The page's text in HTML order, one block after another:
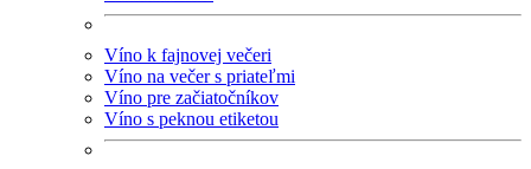
Víno k fajnovej večeri
Víno na večer s priateľmi
Víno pre začiatočníkov
Víno s peknou etiketou